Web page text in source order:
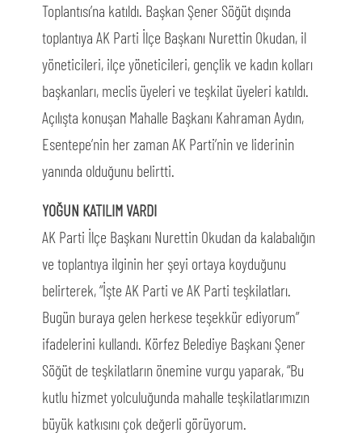
Toplantısı’na katıldı. Başkan Şener Söğüt dışında
toplantıya AK Parti İlçe Başkanı Nurettin Okudan, il
yöneticileri, ilçe yöneticileri, gençlik ve kadın kolları
başkanları, meclis üyeleri ve teşkilat üyeleri katıldı.
Açılışta konuşan Mahalle Başkanı Kahraman Aydın,
Esentepe’nin her zaman AK Parti’nin ve liderinin
yanında olduğunu belirtti.
YOĞUN KATILIM VARDI
AK Parti İlçe Başkanı Nurettin Okudan da kalabalığın
ve toplantıya ilginin her şeyi ortaya koyduğunu
belirterek, “İşte AK Parti ve AK Parti teşkilatları.
Bugün buraya gelen herkese teşekkür ediyorum”
ifadelerini kullandı. Körfez Belediye Başkanı Şener
Söğüt de teşkilatların önemine vurgu yaparak, “Bu
kutlu hizmet yolculuğunda mahalle teşkilatlarımızın
büyük katkısını çok değerli görüyorum.